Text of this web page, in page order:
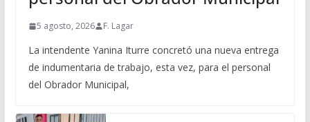
5 agosto, 2026 F. Lagar
La intendente Yanina Iturre concretó una nueva entrega
de indumentaria de trabajo, esta vez, para el personal
del Obrador Municipal,